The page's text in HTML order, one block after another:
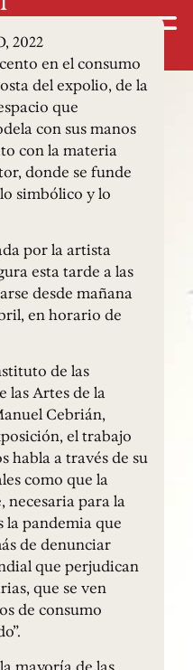
2022
en el consumo
del expolio, de la
que
con sus manos
con la materia
donde se funde
simbólico y lo
por la artista
esta tarde a las
desde mañana
en horario de
de las
las Artes de la
Cebrián,
el trabajo
habla a través de su
como que la
necesaria para la
la pandemia que
de denunciar
que perjudican
que se ven
de consumo